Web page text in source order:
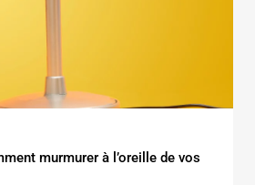
murmurer à l’oreille de vos